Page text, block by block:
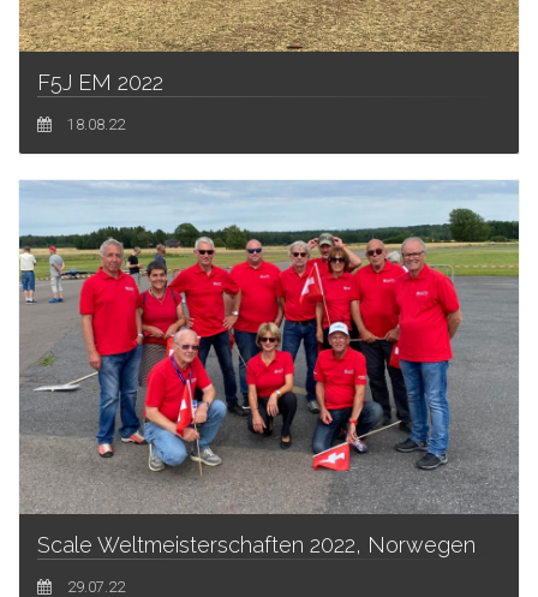
F5J EM 2022
18.08.22
Scale Weltmeisterschaften 2022, Norwegen
29.07.22